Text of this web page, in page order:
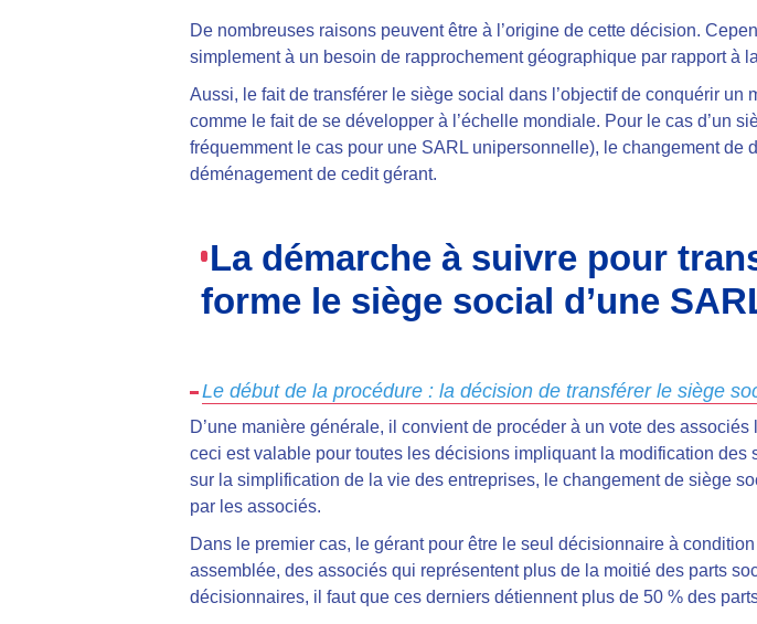
De nombreuses raisons peuvent être à l’origine de cette décision.
simplement à un besoin de rapprochement géographique par rapport à
Aussi, le fait de transférer le siège social dans l’objectif de conquérir un
comme le fait de se développer à l’échelle mondiale. Pour le cas d’un
fréquemment le cas pour une SARL unipersonnelle), le changement de
déménagement de cedit gérant.
La démarche à suivre pour
forme le siège social d’une
Le début de la procédure : la décision de transférer le siège
D’une manière générale, il convient de procéder à un vote des associés
ceci est valable pour toutes les décisions impliquant la modification
sur la simplification de la vie des entreprises, le changement de siège
par les associés.
Dans le premier cas, le gérant pour être le seul décisionnaire à
assemblée, des associés qui représentent plus de la moitié des parts
décisionnaires, il faut que ces derniers détiennent plus de 50 % des